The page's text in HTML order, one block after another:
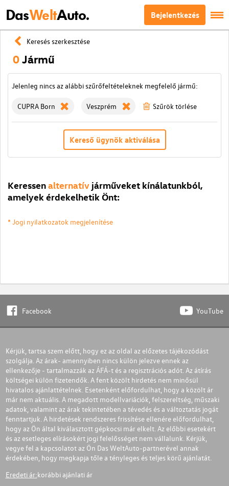
DasWeltAuto. Bejelentkezés
Keresés szerkesztése
0Jármű
Jelenleg nincs az alábbi szűrőfeltételeknek megfelelő jármű:
CUPRA Born Veszprém Szűrök törlése
Kereső ügynök aktiválása
Keressenalternatív járműveket kínálatunkból,
amelyek érdekelhetik Önt:
* Jogi nyilatkozatok megjelenítése
Facebook YouTube
Kérjük, tartsa szem előtt, hogy ez az oldal az előzetes tájékozódást
szolgálja. Az árak- amennyiben nincs külön jelezve ennek az
ellenkezője - tartalmazzák az ÁFÁ-t és a regisztrációs adót. Az átírás
költségei külön fizetendők. A fent közölt hirdetés nem minősül
hivatalos ajánlattételnek. Esetenként előfordulhat, hogy a közölt ár
már nem aktuális. A megadott modellvariációk, felszereltség, műszaki
adatok, valamint az árak tekintetében a tévedés és a változtatás jogát
fenntartjuk. A hirdetések rendszeres frissítése ellenére előfordulhat,
hogy az Ön által kiválasztott gépkocsi már elkelt. Az előbbi esetekért
és az esetleges elírásokért jogi felelősséget nem vállalunk. Kérjük,
vegye fel a kapcsolatot az Ön Das WeltAuto-partnerével annak
érdekében, hogy megkapja tőle a tényleges és teljes körű ajánlatát.
Eredeti ár:korábbi ajánlati ár